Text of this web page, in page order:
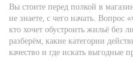
Вы стоите перед полкой в
не знаете, с чего начать. Вопрос
кто хочет обустроить жильё без
разберём, какие категории
качество и где искать выгодные